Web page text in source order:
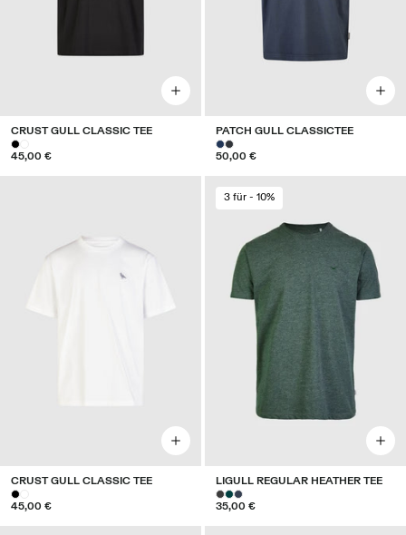
CRUST GULL CLASSIC TEE
45,00 €
PATCH GULL CLASSICTEE
50,00 €
CRUST GULL CLASSIC TEE
45,00 €
3 für - 10%
LIGULL REGULAR HEATHER TEE
35,00 €